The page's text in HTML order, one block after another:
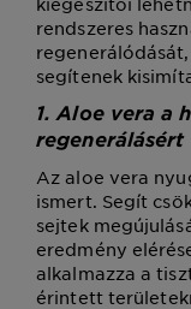
rendszeres
segítenek
1. Aloe vera a
regenerálásért
Az aloe vera
ismert. Segít
sejtek
eredmény
alkalmazza a
érintett